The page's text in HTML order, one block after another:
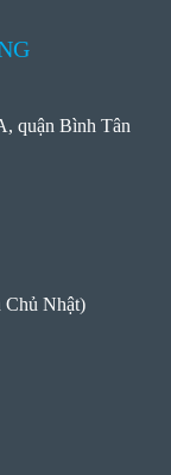
quận Bình Tân
Chủ Nhật)